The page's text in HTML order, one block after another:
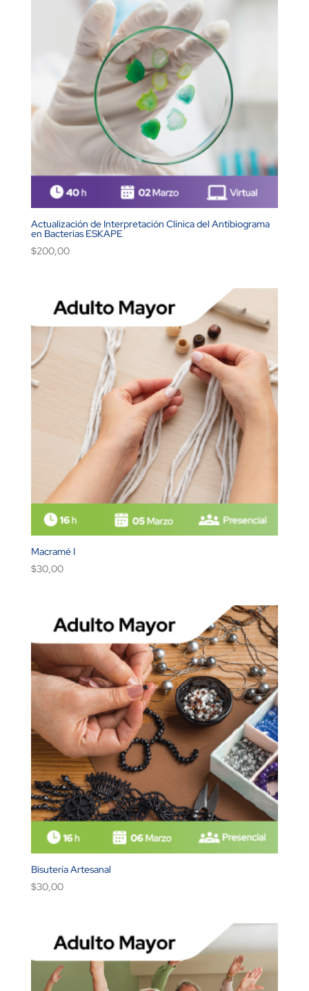
Actualización de Interpretación Clínica del Antibiograma
en Bacterias ESKAPE
$200,00
Macramé I
$30,00
Bisutería Artesanal
$30,00